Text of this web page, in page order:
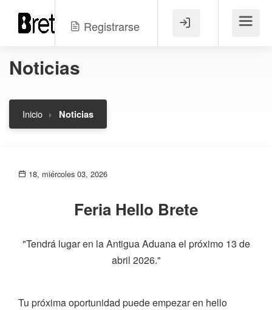
Registrarse Menú
Noticias
Inicio Noticias
18, miércoles 03, 2026
Feria Hello Brete
"Tendrá lugar en la Antigua Aduana el próximo 13 de
abril 2026."
Tu próxima oportunidad puede empezar en hello